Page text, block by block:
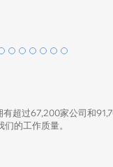
过67,200家公司和
的工作质量。